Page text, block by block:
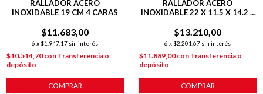
RALLADOR ACERO
INOXIDABLE 19 CM 4 CARAS
$11.683,00
6 x $1.947,17 sin interés
$10.514,70con Transferencia o
depósito
COMPRAR
RALLADOR ACERO
INOXIDABLE 22 X 11.5 X 14.2 4
$13.210,00
6 x $2.201,67 sin interés
$11.889,00con Transferencia o
depósito
COMPRAR